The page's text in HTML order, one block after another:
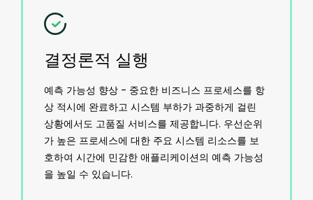
결정론적 실행
예측 가능성 향상 - 중요한 비즈니스 프로세스를 항
상 적시에 완료하고 시스템 부하가 과중하게 걸린
상황에서도 고품질 서비스를 제공합니다. 우선순위
가 높은 프로세스에 대한 주요 시스템 리소스를 보
호하여 시간에 민감한 애플리케이션의 예측 가능성
을 높일 수 있습니다.